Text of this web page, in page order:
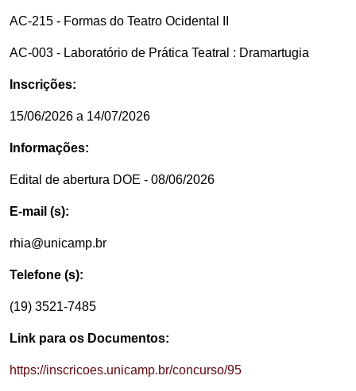
AC-215 - Formas do Teatro Ocidental II
AC-003 - Laboratório de Prática Teatral : Dramartugia
Inscrições:
15/06/2026 a 14/07/2026
Informações:
Edital de abertura DOE - 08/06/2026
E-mail (s):
rhia@unicamp.br
Telefone (s):
(19) 3521-7485
Link para os Documentos:
https://inscricoes.unicamp.br/concurso/95